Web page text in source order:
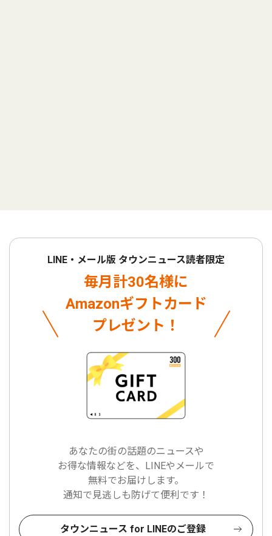
LINE・メール版 タウンニュース読者限定
毎月計30名様に
Amazonギフトカード
プレゼント！
あなたの街の話題のニュースや
お得な情報などを、LINEやメールで
無料でお届けします。
通知で見逃しも防げて便利です！
タウンニュース for LINEのご登録